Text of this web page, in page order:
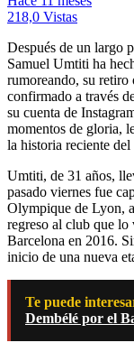
218,0 Vistas
Después de un largo
Samuel Umtiti ha
rumoreando, su
confirmado a través
su cuenta de
momentos de gloria,
la historia reciente
Umtiti, de 31 años,
pasado viernes fue
Olympique de Lyon,
regreso al club que lo
Barcelona en 2016.
inicio de una nueva
Te puede
Dembélé por el